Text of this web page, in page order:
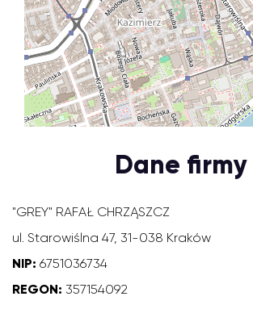
Dane firmy
"GREY" RAFAŁ CHRZĄSZCZ
ul. Starowiślna 47, 31-038 Kraków
NIP: 6751036734
REGON: 357154092